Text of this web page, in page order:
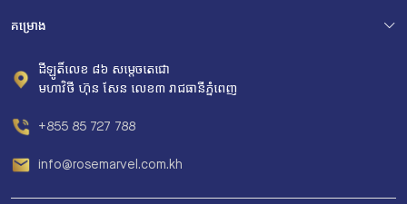
ដីឡូតិ៍លេខ ៨៦ សម្ដេចតេជោ
មហាវិថី ហ៊ុន សែន លេខ៣ រាជធានីភ្នំពេញ
+855 85 727 788
info@rosemarvel.com.kh
គម្រោង